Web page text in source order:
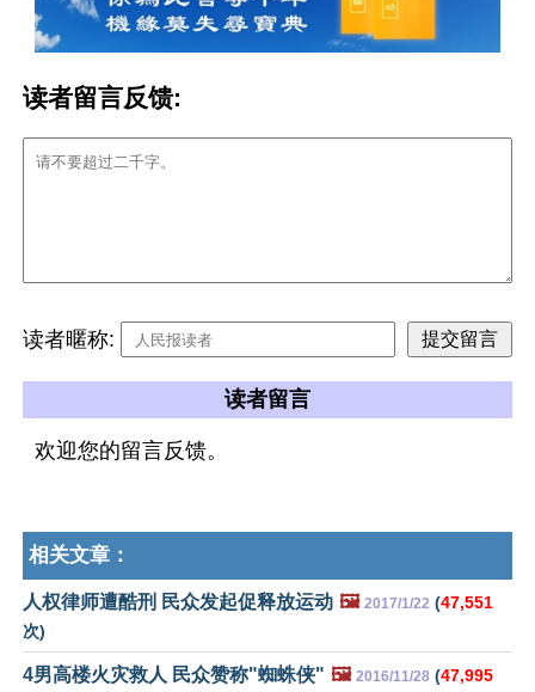
读者留言反馈:
读者暱称:
读者留言
欢迎您的留言反馈。
相关文章：
人权律师遭酷刑 民众发起促释放运动 🖼️ 2017/1/22 (47,551
次)
4男高楼火灾救人 民众赞称"蜘蛛侠" 🖼️ 2016/11/28 (47,995